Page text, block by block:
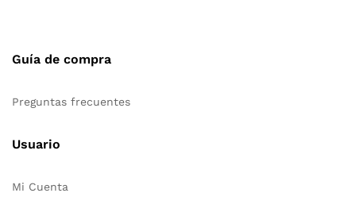
Guía de compra
Preguntas frecuentes
Usuario
Mi Cuenta